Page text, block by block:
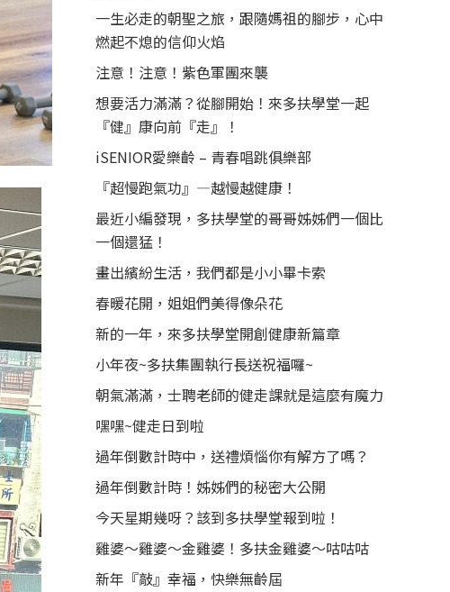
一生必走的朝聖之旅，跟隨媽祖的腳步，心中
燃起不熄的信仰火焰
注意！注意！紫色軍團來襲
想要活力滿滿？從腳開始！來多扶學堂一起
『健』康向前『走』！
iSENIOR愛樂齡 – 青春唱跳俱樂部
『超慢跑氣功』—越慢越健康！
最近小編發現，多扶學堂的哥哥姊姊們一個比
一個還猛！
畫出繽紛生活，我們都是小小畢卡索
春暖花開，姐姐們美得像朵花
新的一年，來多扶學堂開創健康新篇章
小年夜~多扶集團執行長送祝福囉~
朝氣滿滿，士聘老師的健走課就是這麼有魔力
嘿嘿~健走日到啦
過年倒數計時中，送禮煩惱你有解方了嗎？
過年倒數計時！姊姊們的秘密大公開
今天星期幾呀？該到多扶學堂報到啦！
雞婆～雞婆～金雞婆！多扶金雞婆～咕咕咕
新年『敲』幸福，快樂無齡屆